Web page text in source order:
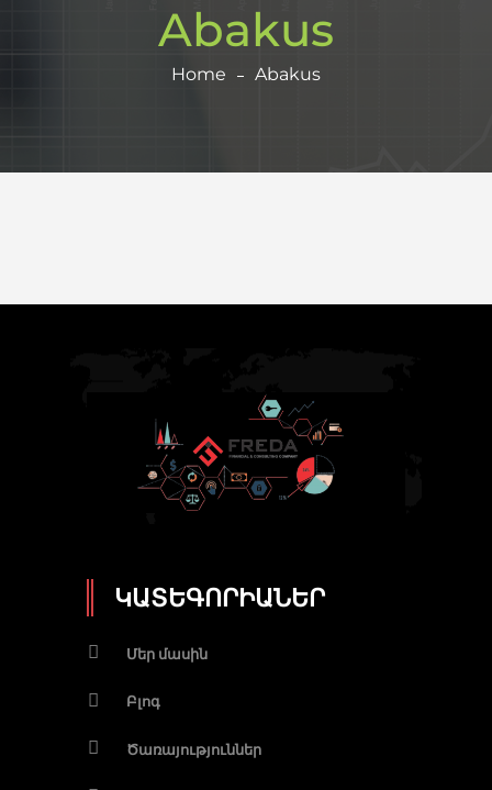
Abakus
Home Abakus
ԿԱՏԵԳՈՐԻԱՆԵՐ
Մեր մասին
Բլոգ
Ծառայություններ